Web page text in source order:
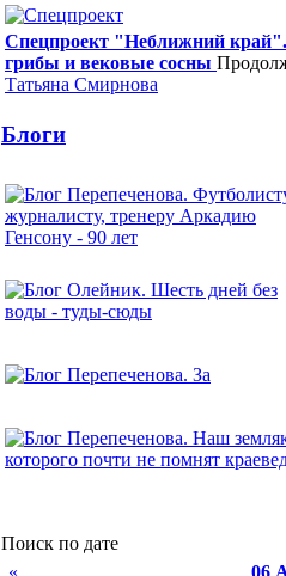
Спецпроект "Неближний
грибы и вековые сосны
Татьяна Смирнова
Блоги
Поиск по дате